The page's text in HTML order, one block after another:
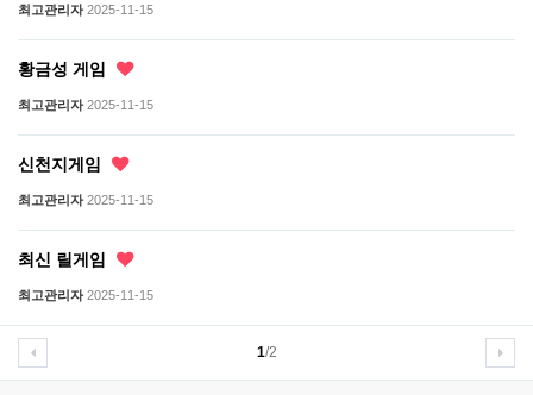
최고관리자 2025-11-15
황금성 게임
최고관리자 2025-11-15
신천지게임
최고관리자 2025-11-15
최신 릴게임
최고관리자 2025-11-15
1/2